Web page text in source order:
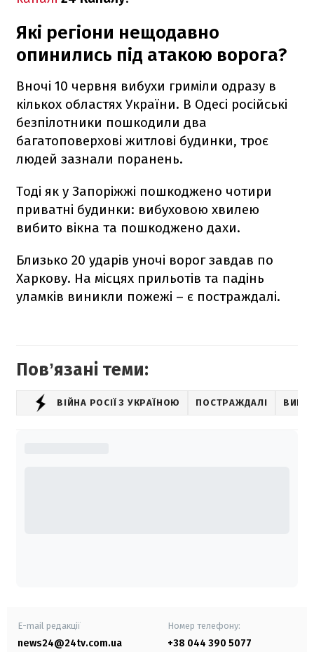
Які регіони нещодавно
опинились під атакою ворога?
Вночі 10 червня вибухи гриміли одразу в
кількох областях України. В Одесі російські
безпілотники пошкодили два
багатоповерхові житлові будинки, троє
людей зазнали поранень.
Тоді як у Запоріжжі пошкоджено чотири
приватні будинки: вибуховою хвилею
вибито вікна та пошкоджено дахи.
Близько 20 ударів уночі ворог завдав по
Харкову. На місцях прильотів та падінь
уламків виникли пожежі – є постраждалі.
Повʼязані теми:
ВІЙНА РОСІЇ З УКРАЇНОЮ ПОСТРАЖДАЛІ
E-mail редакції
news24@24tv.com.ua
Номер телефону:
+38 044 390 5077